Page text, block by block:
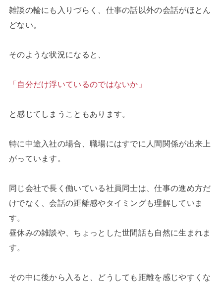
雑談の輪にも入りづらく、仕事の話以外の会話がほとん
どない。
そのような状況になると、
「自分だけ浮いているのではないか」
と感じてしまうこともあります。
特に中途入社の場合、職場にはすでに人間関係が出来上
がっています。
同じ会社で長く働いている社員同士は、仕事の進め方だ
けでなく、会話の距離感やタイミングも理解していま
す。
昼休みの雑談や、ちょっとした世間話も自然に生まれま
す。
その中に後から入ると、どうしても距離を感じやすくな